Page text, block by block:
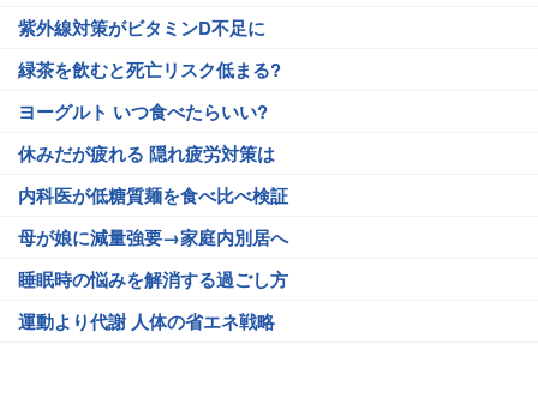
紫外線対策がビタミンD不足に
緑茶を飲むと死亡リスク低まる?
ヨーグルト いつ食べたらいい?
休みだが疲れる 隠れ疲労対策は
内科医が低糖質麺を食べ比べ検証
母が娘に減量強要→家庭内別居へ
睡眠時の悩みを解消する過ごし方
運動より代謝 人体の省エネ戦略